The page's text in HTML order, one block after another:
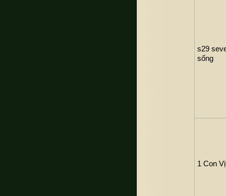
s29
sống
1 Con